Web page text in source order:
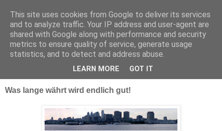
Delegation in Malvern
Sonntag, 20. September 2009
Philly - auf ein Neues
Was lange währt wird endlich gut!
This site uses cookies from Google to deliver its services
and to analyze traffic. Your IP address and user-agent are
shared with Google along with performance and security
metrics to ensure quality of service, generate usage
statistics, and to detect and address abuse.
LEARN MORE GOT IT